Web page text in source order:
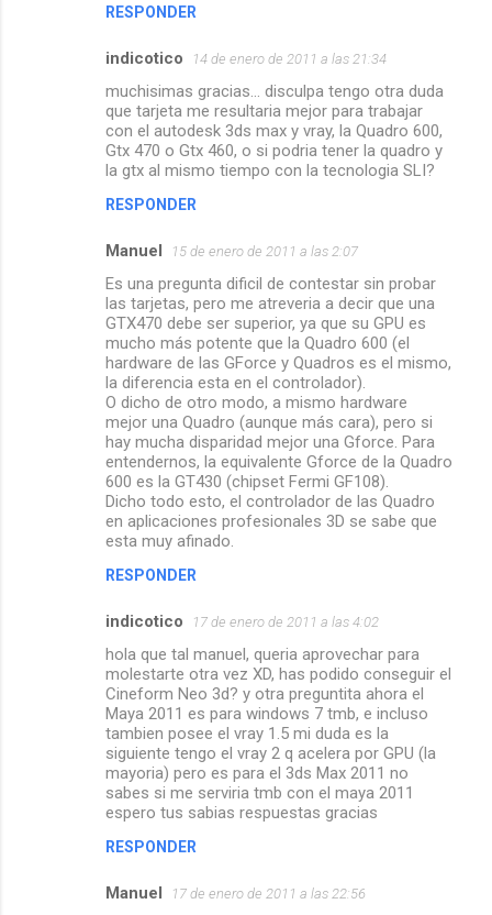
RESPONDER
indicotico 14 de enero de 2011 a las 21:34
muchisimas gracias... disculpa tengo otra duda
que tarjeta me resultaria mejor para trabajar
con el autodesk 3ds max y vray, la Quadro 600,
Gtx 470 o Gtx 460, o si podria tener la quadro y
la gtx al mismo tiempo con la tecnologia SLI?
RESPONDER
Manuel 15 de enero de 2011 a las 2:07
Es una pregunta dificil de contestar sin probar
las tarjetas, pero me atreveria a decir que una
GTX470 debe ser superior, ya que su GPU es
mucho más potente que la Quadro 600 (el
hardware de las GForce y Quadros es el mismo,
la diferencia esta en el controlador).
O dicho de otro modo, a mismo hardware
mejor una Quadro (aunque más cara), pero si
hay mucha disparidad mejor una Gforce. Para
entendernos, la equivalente Gforce de la Quadro
600 es la GT430 (chipset Fermi GF108).
Dicho todo esto, el controlador de las Quadro
en aplicaciones profesionales 3D se sabe que
esta muy afinado.
RESPONDER
indicotico 17 de enero de 2011 a las 4:02
hola que tal manuel, queria aprovechar para
molestarte otra vez XD, has podido conseguir el
Cineform Neo 3d? y otra preguntita ahora el
Maya 2011 es para windows 7 tmb, e incluso
tambien posee el vray 1.5 mi duda es la
siguiente tengo el vray 2 q acelera por GPU (la
mayoria) pero es para el 3ds Max 2011 no
sabes si me serviria tmb con el maya 2011
espero tus sabias respuestas gracias
RESPONDER
Manuel 17 de enero de 2011 a las 22:56